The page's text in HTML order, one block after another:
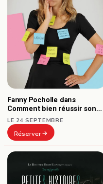
Fanny Pocholle dans
Comment bien réussir son
burn-out ?
LE 24 SEPTEMBRE
Réserver